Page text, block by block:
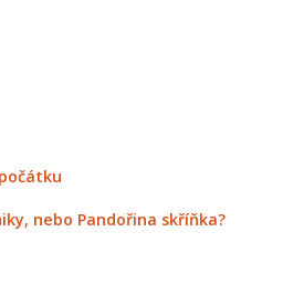
nebo Pandořina skříňka?